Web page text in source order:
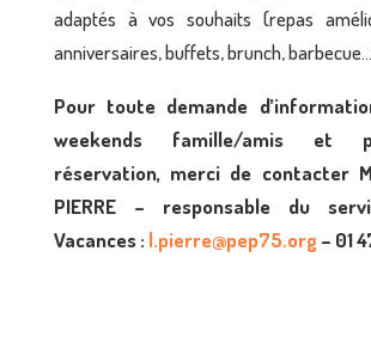
adaptés à vos souhaits (repas
anniversaires, buffets, brunch,
Pour toute demande
weekends famille/amis et
réservation, merci de contacter
PIERRE – responsable du
Vacances : l.pierre@pep75.org– 01